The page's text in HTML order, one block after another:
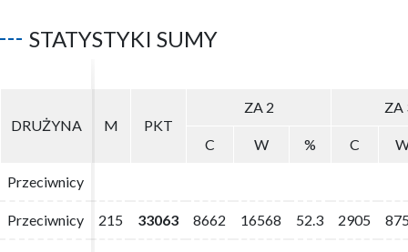
STATYSTYKI SUMY
DRUŻYNA M PKT
ZA 2 ZA
C W % C
Przeciwnicy
Przeciwnicy 215 33063 8662 16568 52.3 2905
DRUŻYNA M PKT
ZA 2 ZA
C W % C
Przeciwnicy
Przeciwnicy 215 33063 8662 16568 52.3 2905